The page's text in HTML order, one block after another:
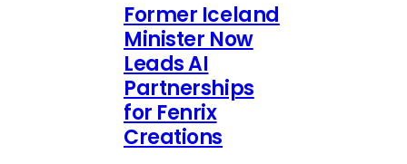
Former Iceland
Minister Now
Leads AI
Partnerships
for Fenrix
Creations